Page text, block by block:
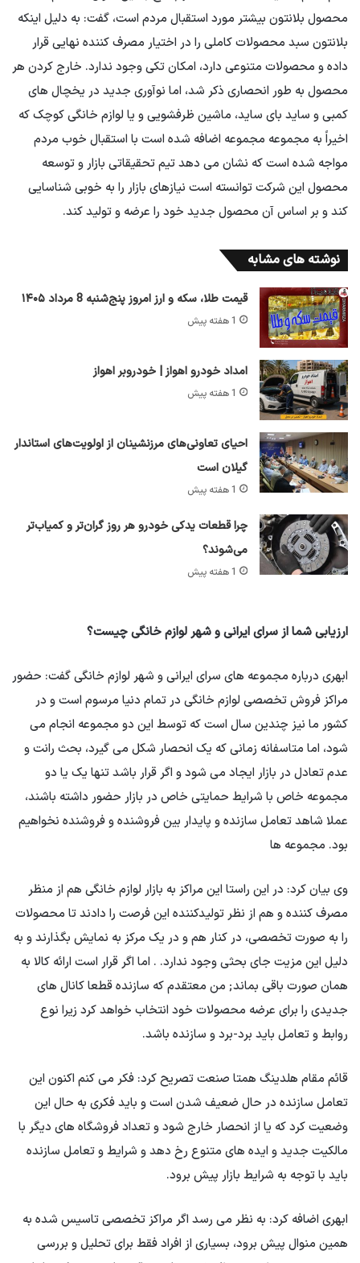
محصول بلانتون بیشتر مورد استقبال مردم است، گفت: به دلیل اینکه
بلانتون سبد محصولات کاملی را در اختیار مصرف کننده نهایی قرار
داده و محصولات متنوعی دارد، امکان تکی وجود ندارد. خارج کردن هر
محصول به طور انحصاری ذکر شد، اما نوآوری جدید در یخچال های
کمبی و ساید بای ساید، ماشین ظرفشویی و یا لوازم خانگی کوچک که
اخیراً به مجموعه مجموعه اضافه شده است با استقبال خوب مردم
مواجه شده است که نشان می دهد تیم تحقیقاتی بازار و توسعه
محصول این شرکت توانسته است نیازهای بازار را به خوبی شناسایی
کند و بر اساس آن محصول جدید خود را عرضه و تولید کند.
نوشته های مشابه
قیمت طلا، سکه و ارز امروز پنج‌شنبه 8 مرداد ۱۴۰۵
1 هفته پیش
امداد خودرو اهواز | خودروبر اهواز
1 هفته پیش
احیای تعاونی‌های مرزنشینان از اولویت‌های استاندار
گیلان است
1 هفته پیش
چرا قطعات یدکی خودرو هر روز گران‌تر و کمیاب‌تر
می‌شوند؟
1 هفته پیش
ارزیابی شما از سرای ایرانی و شهر لوازم خانگی چیست؟
ابهری درباره مجموعه های سرای ایرانی و شهر لوازم خانگی گفت: حضور
مراکز فروش تخصصی لوازم خانگی در تمام دنیا مرسوم است و در
کشور ما نیز چندین سال است که توسط این دو مجموعه انجام می
شود، اما متاسفانه زمانی که یک انحصار شکل می گیرد، بحث رانت و
عدم تعادل در بازار ایجاد می شود و اگر قرار باشد تنها یک یا دو
مجموعه خاص با شرایط حمایتی خاص در بازار حضور داشته باشند،
عملا شاهد تعامل سازنده و پایدار بین فروشنده و فروشنده نخواهیم
بود. مجموعه ها
وی بیان کرد: در این راستا این مراکز به بازار لوازم خانگی هم از منظر
مصرف کننده و هم از نظر تولیدکننده این فرصت را دادند تا محصولات
را به صورت تخصصی، در کنار هم و در یک مرکز به نمایش بگذارند و به
دلیل این مزیت جای بحثی وجود ندارد. . اما اگر قرار است ارائه کالا به
همان صورت باقی بماند; من معتقدم که سازنده قطعا کانال های
جدیدی را برای عرضه محصولات خود انتخاب خواهد کرد زیرا نوع
روابط و تعامل باید برد-برد و سازنده باشد.
قائم مقام هلدینگ همتا صنعت تصریح کرد: فکر می کنم اکنون این
تعامل سازنده در حال ضعیف شدن است و باید فکری به حال این
وضعیت کرد که یا از انحصار خارج شود و تعداد فروشگاه های دیگر با
مالکیت جدید و ایده های متنوع رخ دهد و شرایط و تعامل سازنده
باید با توجه به شرایط بازار پیش برود.
ابهری اضافه کرد: به نظر می رسد اگر مراکز تخصصی تاسیس شده به
همین منوال پیش برود، بسیاری از افراد فقط برای تحلیل و بررسی